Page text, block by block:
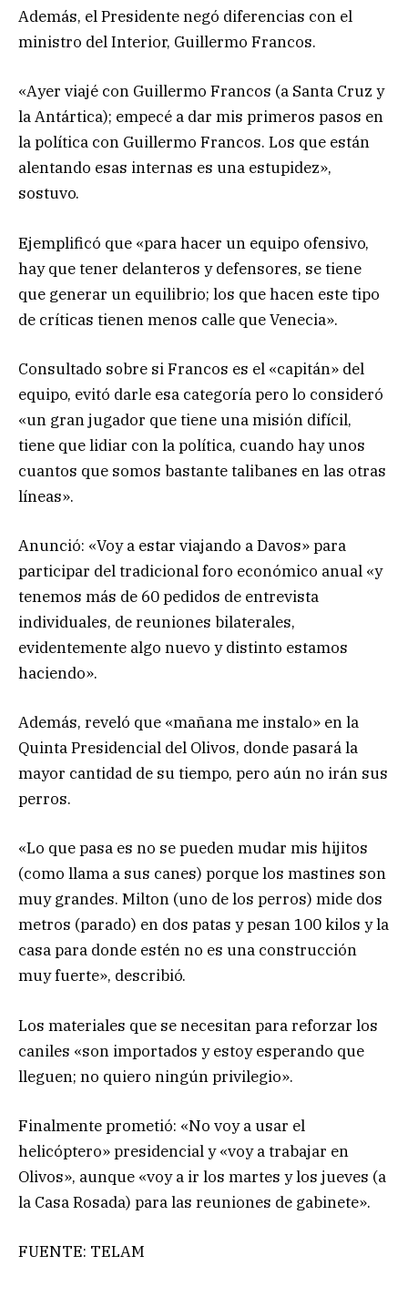
Además, el Presidente negó diferencias con el
ministro del Interior, Guillermo Francos.
«Ayer viajé con Guillermo Francos (a Santa Cruz y
la Antártica); empecé a dar mis primeros pasos en
la política con Guillermo Francos. Los que están
alentando esas internas es una estupidez»,
sostuvo.
Ejemplificó que «para hacer un equipo ofensivo,
hay que tener delanteros y defensores, se tiene
que generar un equilibrio; los que hacen este tipo
de críticas tienen menos calle que Venecia».
Consultado sobre si Francos es el «capitán» del
equipo, evitó darle esa categoría pero lo consideró
«un gran jugador que tiene una misión difícil,
tiene que lidiar con la política, cuando hay unos
cuantos que somos bastante talibanes en las otras
líneas».
Anunció: «Voy a estar viajando a Davos» para
participar del tradicional foro económico anual «y
tenemos más de 60 pedidos de entrevista
individuales, de reuniones bilaterales,
evidentemente algo nuevo y distinto estamos
haciendo».
Además, reveló que «mañana me instalo» en la
Quinta Presidencial del Olivos, donde pasará la
mayor cantidad de su tiempo, pero aún no irán sus
perros.
«Lo que pasa es no se pueden mudar mis hijitos
(como llama a sus canes) porque los mastines son
muy grandes. Milton (uno de los perros) mide dos
metros (parado) en dos patas y pesan 100 kilos y la
casa para donde estén no es una construcción
muy fuerte», describió.
Los materiales que se necesitan para reforzar los
caniles «son importados y estoy esperando que
lleguen; no quiero ningún privilegio».
Finalmente prometió: «No voy a usar el
helicóptero» presidencial y «voy a trabajar en
Olivos», aunque «voy a ir los martes y los jueves (a
la Casa Rosada) para las reuniones de gabinete».
FUENTE: TELAM